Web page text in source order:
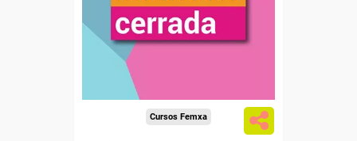
Cursos Femxa